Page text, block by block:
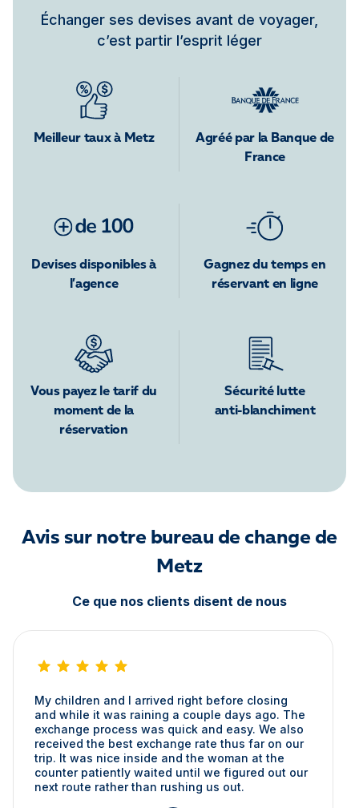
Échanger ses devises avant de voyager,
c’est partir l’esprit léger
Meilleur taux à Metz
Agréé par la Banque de
France
Devises disponibles à
l’agence
Gagnez du temps en
réservant en ligne
Vous payez le tarif du
moment de la
réservation
Sécurité lutte
anti-blanchiment
Avis sur notre bureau de change de
Metz
Ce que nos clients disent de nous
My children and I arrived right before closing
and while it was raining a couple days ago. The
exchange process was quick and easy. We also
received the best exchange rate thus far on our
trip. It was nice inside and the woman at the
counter patiently waited until we figured out our
next route rather than rushing us out.